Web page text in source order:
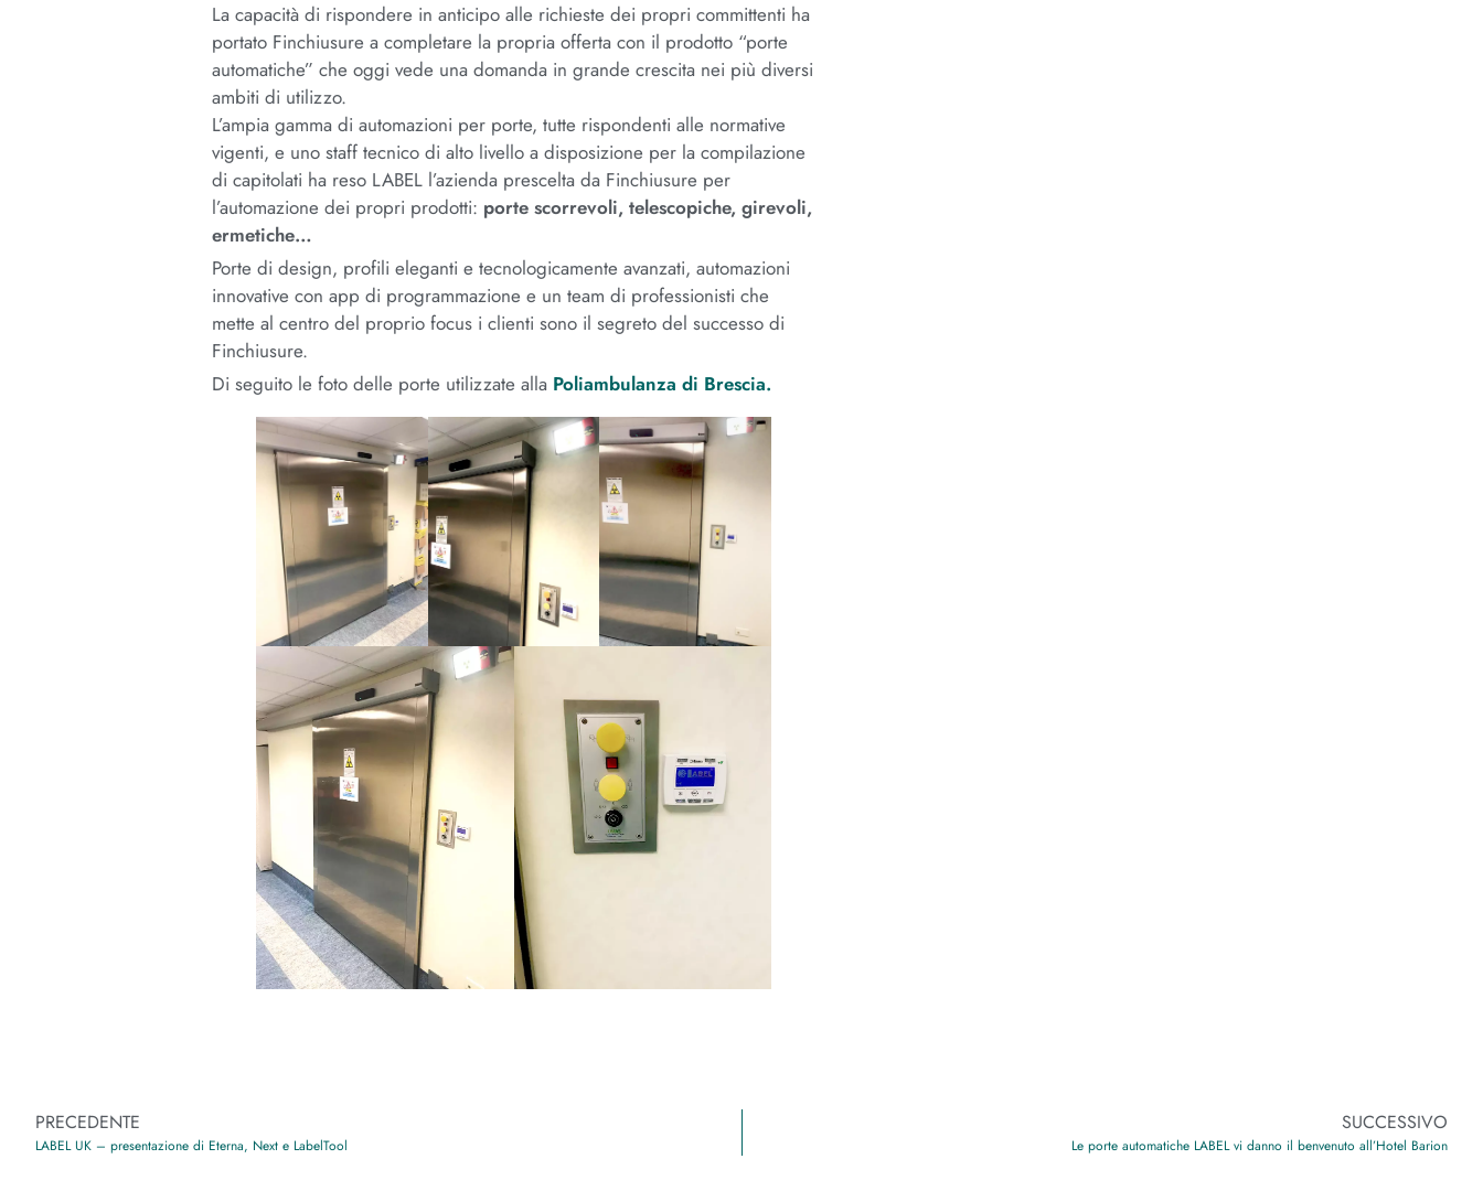
La capacità di rispondere in anticipo alle richieste dei propri committenti ha
portato Finchiusure a completare la propria offerta con il prodotto “porte
automatiche” che oggi vede una domanda in grande crescita nei più diversi
ambiti di utilizzo.
L’ampia gamma di automazioni per porte, tutte rispondenti alle normative
vigenti, e uno staff tecnico di alto livello a disposizione per la compilazione
di capitolati ha reso LABEL l’azienda prescelta da Finchiusure per
l’automazione dei propri prodotti: porte scorrevoli, telescopiche, girevoli,
ermetiche…
Porte di design, profili eleganti e tecnologicamente avanzati, automazioni
innovative con app di programmazione e un team di professionisti che
mette al centro del proprio focus i clienti sono il segreto del successo di
Finchiusure.
Di seguito le foto delle porte utilizzate alla Poliambulanza di Brescia.
PRECEDENTE
LABEL UK – presentazione di Eterna, Next e LabelTool
SUCCESSIVO
Le porte automatiche LABEL vi danno il benvenuto all’Hotel Barion